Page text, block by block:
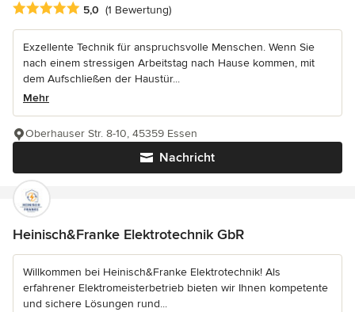
Durchschnittliche Bewertung: 5 von 5 Sternen
5,0 (1 Bewertung)
Exzellente Technik für anspruchsvolle Menschen. Wenn Sie
nach einem stressigen Arbeitstag nach Hause kommen, mit
dem Aufschließen der Haustür...
Mehr
Nachricht
Oberhauser Str. 8-10, 45359 Essen
Heinisch&Franke Elektrotechnik GbR
Willkommen bei Heinisch&Franke Elektrotechnik! Als
erfahrener Elektromeisterbetrieb bieten wir Ihnen kompetente
und sichere Lösungen rund...